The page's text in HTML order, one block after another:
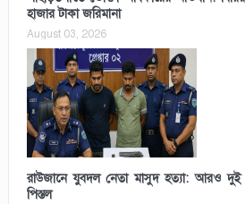
হাজার টাকা জরিমানা
August 03, 2026
রাউজানে যুবদল নেতা মাসুদ হত্যা: আরও দুই
পিস্তল